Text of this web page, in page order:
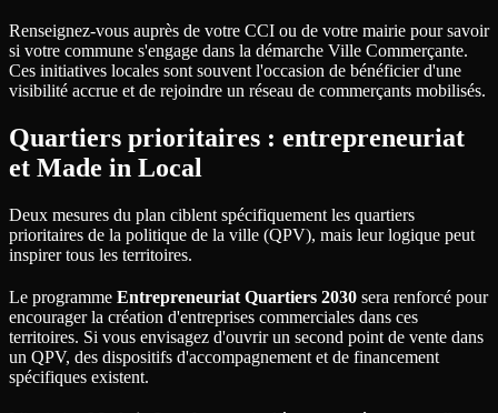
Renseignez-vous auprès de votre CCI ou de votre mairie pour savoir
si votre commune s'engage dans la démarche Ville Commerçante.
Ces initiatives locales sont souvent l'occasion de bénéficier d'une
visibilité accrue et de rejoindre un réseau de commerçants mobilisés.
Quartiers prioritaires : entrepreneuriat
et Made in Local
Deux mesures du plan ciblent spécifiquement les quartiers
prioritaires de la politique de la ville (QPV), mais leur logique peut
inspirer tous les territoires.
Le programme Entrepreneuriat Quartiers 2030 sera renforcé pour
encourager la création d'entreprises commerciales dans ces
territoires. Si vous envisagez d'ouvrir un second point de vente dans
un QPV, des dispositifs d'accompagnement et de financement
spécifiques existent.